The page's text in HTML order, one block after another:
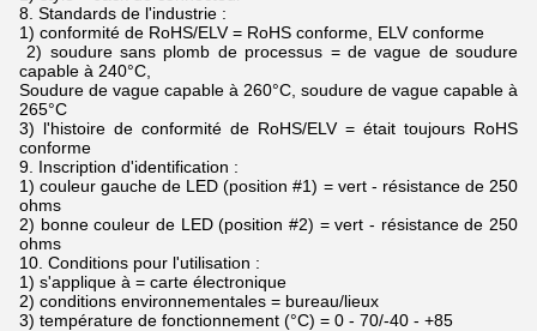
8. Standards de l'industrie :
1) conformité de RoHS/ELV = RoHS conforme, ELV conforme
2) soudure sans plomb de processus = de vague de soudure
capable à 240°C,
Soudure de vague capable à 260°C, soudure de vague capable à
265°C
3) l'histoire de conformité de RoHS/ELV = était toujours RoHS
conforme
9. Inscription d'identification :
1) couleur gauche de LED (position #1) = vert - résistance de 250
ohms
2) bonne couleur de LED (position #2) = vert - résistance de 250
ohms
10. Conditions pour l'utilisation :
1) s'applique à = carte électronique
2) conditions environnementales = bureau/lieux
3) température de fonctionnement (°C) = 0 - 70/-40 - +85